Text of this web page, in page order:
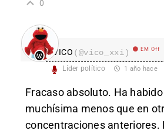
0
VICO (@vico_xxi) EM Off
Líder político 1 año hace
Fracaso absoluto. Ha
muchísima menos que en
concentraciones anteriores.